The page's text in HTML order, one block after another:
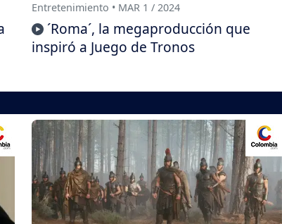
Entretenimiento • MAR 1 / 2024
´Roma´, la megaproducción que
inspiró a Juego de Tronos